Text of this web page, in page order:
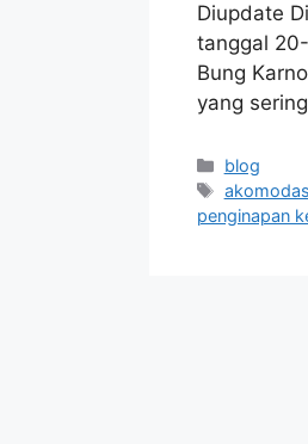
Diupdate
tanggal
Bung
yang
Categories
blog
Tags
penginapan